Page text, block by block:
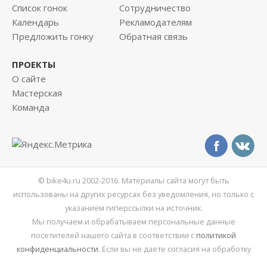
Список гонок
Календарь
Предложить гонку
Сотрудничество
Рекламодателям
Обратная связь
ПРОЕКТЫ
О сайте
Мастерская
Команда
© bike4u.ru 2002-2016. Материалы сайта могут быть
использованы на других ресурсах без уведомления, но только с
указанием гиперссылки на источник.
Мы получаем и обрабатываем персональные данные
посетителей нашего сайта в соответствии с политикой
конфиденциальности. Если вы не даете согласия на обработку